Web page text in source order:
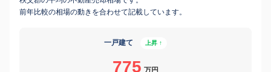
前年比較の相場の動きを合わせて記載しています。
一戸建て 上昇 ↑
775 万円